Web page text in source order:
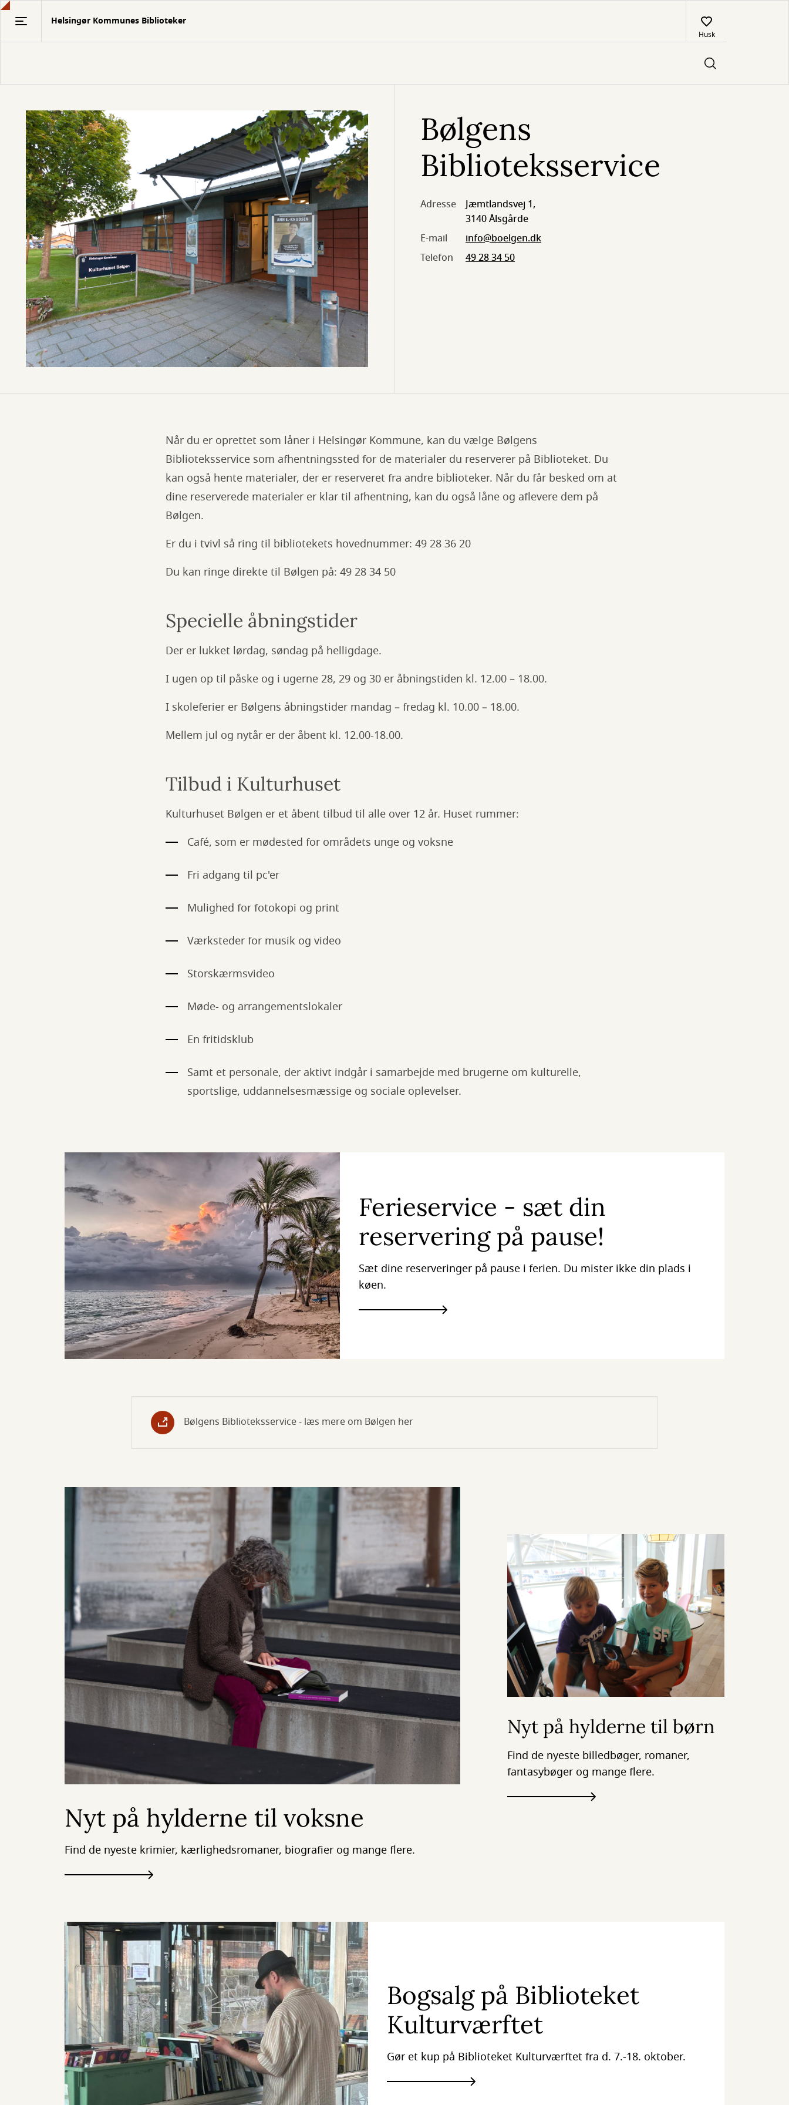
Gå
Helsingør Kommunes Biblioteker
Husk
Bølgens
Biblioteksservice
Adresse
Jæmtlandsvej 1,
3140 Ålsgårde
E-mail
info@boelgen.dk
Telefon
49 28 34 50
Når du er oprettet som låner i Helsingør Kommune, kan du vælge Bølgens
Biblioteksservice som afhentningssted for de materialer du reserverer på Biblioteket. Du
kan også hente materialer, der er reserveret fra andre biblioteker. Når du får besked om at
dine reserverede materialer er klar til afhentning, kan du også låne og aflevere dem på
Bølgen.
Er du i tvivl så ring til bibliotekets hovednummer: 49 28 36 20
Du kan ringe direkte til Bølgen på: 49 28 34 50
Specielle åbningstider
Der er lukket lørdag, søndag på helligdage.
I ugen op til påske og i ugerne 28, 29 og 30 er åbningstiden kl. 12.00 – 18.00.
I skoleferier er Bølgens åbningstider mandag – fredag kl. 10.00 – 18.00.
Mellem jul og nytår er der åbent kl. 12.00-18.00.
Tilbud i Kulturhuset
Kulturhuset Bølgen er et åbent tilbud til alle over 12 år. Huset rummer:
Café, som er mødested for områdets unge og voksne
Fri adgang til pc'er
Mulighed for fotokopi og print
Værksteder for musik og video
Storskærmsvideo
Møde- og arrangementslokaler
En fritidsklub
Samt et personale, der aktivt indgår i samarbejde med brugerne om kulturelle,
sportslige, uddannelsesmæssige og sociale oplevelser.
Ferieservice - sæt din
reservering på pause!
Sæt dine reserveringer på pause i ferien. Du mister ikke din plads i
køen.
Bølgens Biblioteksservice - læs mere om Bølgen her
Nyt på hylderne til voksne
Find de nyeste krimier, kærlighedsromaner, biografier og mange flere.
Nyt på hylderne til børn
Find de nyeste billedbøger, romaner,
fantasybøger og mange flere.
Bogsalg på Biblioteket
Kulturværftet
Gør et kup på Biblioteket Kulturværftet fra d. 7.-18. oktober.